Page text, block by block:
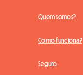
Quem somos?
Como funciona?
Seguro